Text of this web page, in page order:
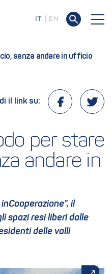
IT EN
senza andare in ufficio
il link su:
per stare
andare in
il
spazi resi liberi dalle
delle valli